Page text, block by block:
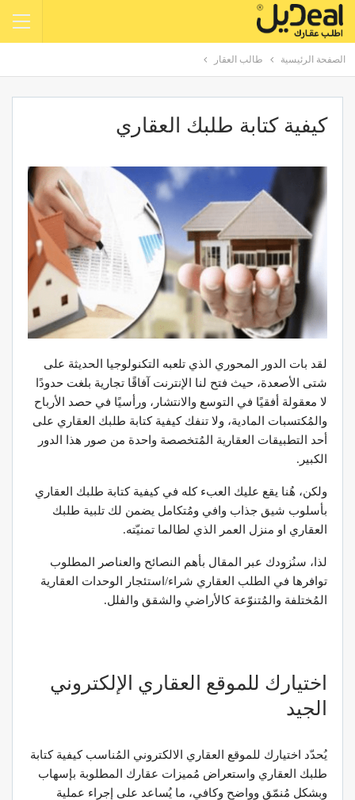
الصفحة الرئيسية طالب العقار
كيفية كتابة طلبك العقاري
لقد بات الدور المحوري الذي تلعبه التكنولوجيا الحديثة على
شتى الأصعدة، حيث فتح لنا الإنترنت آفاقًا تجارية بلغت حدودًا
لا معقولة أفقيًا في التوسع والانتشار، ورأسيًا في حصد الأرباح
والمُكتسبات المادية، ولا تنفك كيفية كتابة طلبك العقاري على
أحد التطبيقات العقارية المُتخصصة واحدة من صور هذا الدور
الكبير.
ولكن، هُنا يقع عليك العبء كله في كيفية كتابة طلبك العقاري
بأسلوب شيق جذاب وافي ومُتكامل يضمن لك تلبية طلبك
العقاري او منزل العمر الذي لطالما تمنيّته.
لذا، سنُزودك عبر المقال بأهم النصائح والعناصر المطلوب
توافرها في الطلب العقاري شراء/استئجار الوحدات العقارية
المُختلفة والمُتنوّعة كالأراضي والشقق والفلل.
اختيارك للموقع العقاري الإلكتروني
الجيد
يُحدّد اختيارك للموقع العقاري الالكتروني المُناسب كيفية كتابة
طلبك العقاري واستعراض مُميزات عقارك المطلوبة بإسهاب
وبشكل مُنمّق وواضح وكافي، ما يُساعد على إجراء عملية